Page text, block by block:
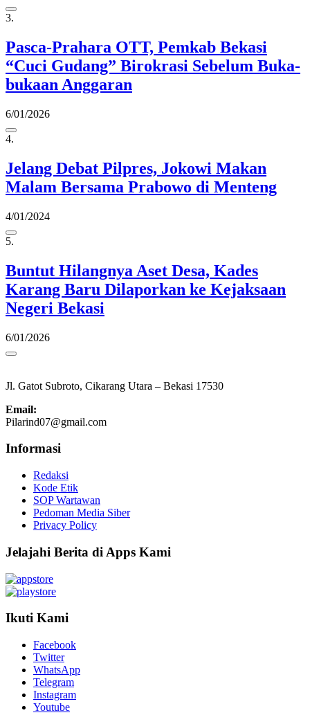
3.
Pasca-Prahara OTT, Pemkab Bekasi
“Cuci Gudang” Birokrasi Sebelum Buka-
bukaan Anggaran
6/01/2026
4.
Jelang Debat Pilpres, Jokowi Makan
Malam Bersama Prabowo di Menteng
4/01/2024
5.
Buntut Hilangnya Aset Desa, Kades
Karang Baru Dilaporkan ke Kejaksaan
Negeri Bekasi
6/01/2026
Jl. Gatot Subroto, Cikarang Utara – Bekasi 17530
Email:
Pilarind07@gmail.com
Informasi
Redaksi
Kode Etik
SOP Wartawan
Pedoman Media Siber
Privacy Policy
Jelajahi Berita di Apps Kami
Ikuti Kami
Facebook
Twitter
WhatsApp
Telegram
Instagram
Youtube